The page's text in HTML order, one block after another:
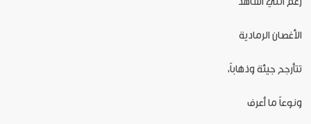
الأغصان الرمادية
تتأرجح جيئة وذهاباً،
ونوعاً ما أعرف